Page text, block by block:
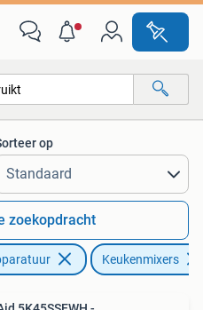
op
zoekopdracht
Keukenmixers